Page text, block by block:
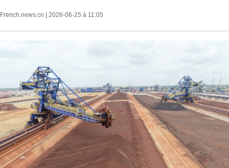
French.news.cn | 2026-06-25 à 11:05